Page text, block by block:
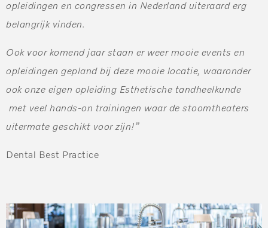
opleidingen en congressen in Nederland uiteraard erg
belangrijk vinden.
Ook voor komend jaar staan er weer mooie events en
opleidingen gepland bij deze mooie locatie, waaronder
ook onze eigen opleiding Esthetische tandheelkunde
met veel hands-on trainingen waar de stoomtheaters
uitermate geschikt voor zijn!”
Dental Best Practice